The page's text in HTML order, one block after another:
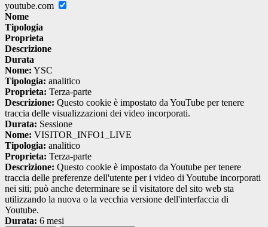
youtube.com
Nome
Tipologia
Proprieta
Descrizione
Durata
Nome: YSC
Tipologia: analitico
Proprieta: Terza-parte
Descrizione: Questo cookie è impostato da YouTube per tenere
traccia delle visualizzazioni dei video incorporati.
Durata: Sessione
Nome: VISITOR_INFO1_LIVE
Tipologia: analitico
Proprieta: Terza-parte
Descrizione: Questo cookie è impostato da Youtube per tenere
traccia delle preferenze dell'utente per i video di Youtube incorporati
nei siti; può anche determinare se il visitatore del sito web sta
utilizzando la nuova o la vecchia versione dell'interfaccia di
Youtube.
Durata: 6 mesi